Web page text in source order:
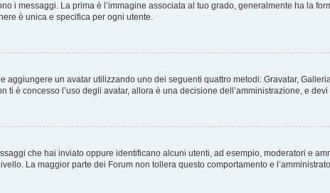
i messaggi. La prima è l’immagine associata al tuo grado, generalmente ha la
è unica e specifica per ogni utente.
aggiungere un avatar utilizzando uno dei seguenti quattro metodi: Gravatar,
è concesso l’uso degli avatar, allora è una decisione dell’amministrazione, e
che hai inviato oppure identificano alcuni utenti, ad esempio, moderatori e
La maggior parte dei Forum non tollera questo comportamento e